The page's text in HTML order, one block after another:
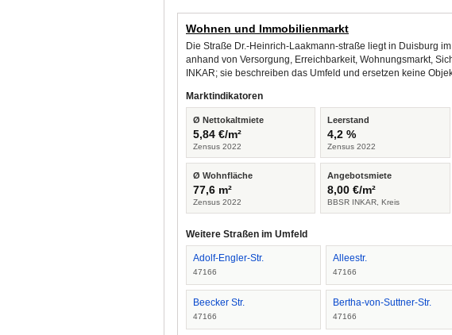
Wohnen und Immobilienmarkt
Die Straße Dr.-Heinrich-Laakmann-straße liegt in Duisburg
anhand von Versorgung, Erreichbarkeit, Wohnungsmarkt,
INKAR; sie beschreiben das Umfeld und ersetzen keine
Marktindikatoren
Ø Nettokaltmiete
5,84 €/m²
Zensus 2022
Leerstand
4,2 %
Zensus 2022
Ø Wohnfläche
77,6 m²
Zensus 2022
Angebotsmiete
8,00 €/m²
BBSR INKAR, Kreis
Weitere Straßen im Umfeld
Adolf-Engler-Str.
47166
Alleestr.
47166
Beecker Str.
47166
Bertha-von-Suttner-Str.
47166